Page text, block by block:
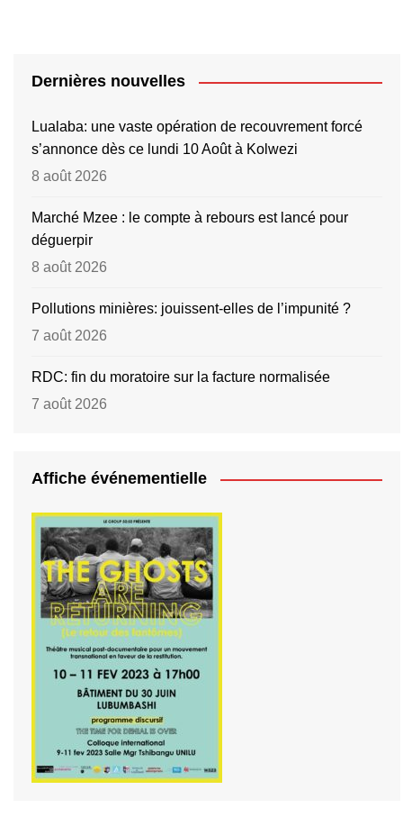
Dernières nouvelles
Lualaba: une vaste opération de recouvrement forcé
s’annonce dès ce lundi 10 Août à Kolwezi
8 août 2026
Marché Mzee : le compte à rebours est lancé pour
déguerpir
8 août 2026
Pollutions minières: jouissent-elles de l’impunité ?
7 août 2026
RDC: fin du moratoire sur la facture normalisée
7 août 2026
Affiche événementielle